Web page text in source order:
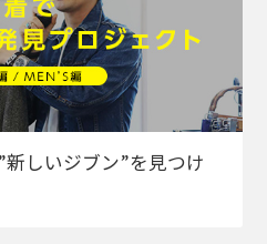
しいジブン”を見つけ